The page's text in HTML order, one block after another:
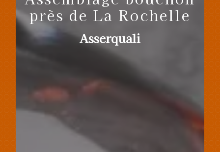
près de La Rochelle
Asserquali